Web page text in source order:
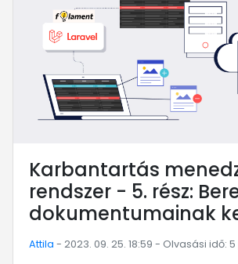
Karbantartás
rendszer - 5. rész:
dokumentumainak
Attila - 2023. 09. 25. 18:59 - Olvasási idő: